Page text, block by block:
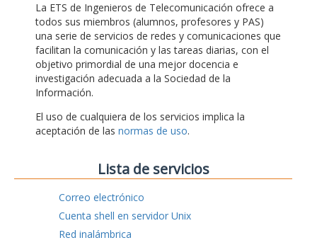
La ETS de Ingenieros de Telecomunicación ofrece a
todos sus miembros (alumnos, profesores y PAS)
una serie de servicios de redes y comunicaciones que
facilitan la comunicación y las tareas diarias, con el
objetivo primordial de una mejor docencia e
investigación adecuada a la Sociedad de la
Información.
El uso de cualquiera de los servicios implica la
aceptación de las normas de uso.
Lista de servicios
Correo electrónico
Cuenta shell en servidor Unix
Red inalámbrica